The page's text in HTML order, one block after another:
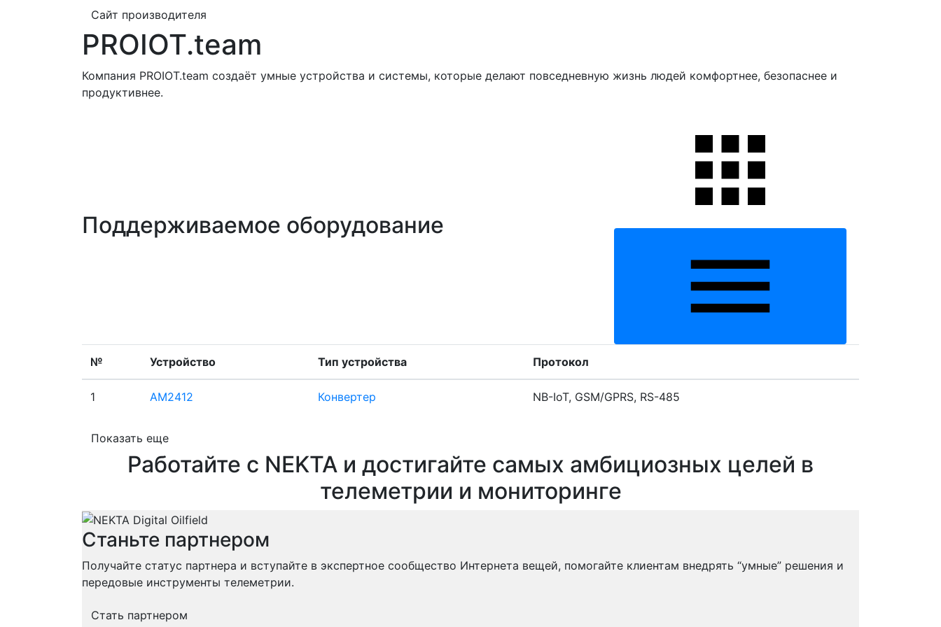
Сайт производителя
PROIOT.team
Компания PROIOT.team создаёт умные устройства и системы, которые делают повседневную жизнь людей комфортнее, безопаснее и
продуктивнее.
Поддерживаемое оборудование
№ Устройство Тип устройства Протокол
1 AM2412 Конвертер NB-IoT, GSM/GPRS, RS-485
Показать еще
Работайте с NEKTA и достигайте самых амбициозных целей в
телеметрии и мониторинге
Станьте партнером
Получайте статус партнера и вступайте в экспертное сообщество Интернета вещей, помогайте клиентам внедрять “умные” решения и
передовые инструменты телеметрии.
Стать партнером